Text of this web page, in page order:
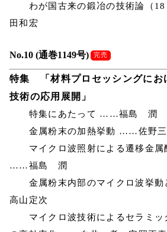
わが国古来の鍛冶の技術論（18
田和宏
No.10 (通巻1149号) 完売
特集 「材料プロセッシングにお
技術の応用展開」
特集にあたって ……福島 潤
金属粉末の加熱挙動 ……佐野三
マイクロ波照射による遷移金属
……福島 潤
金属粉末内部のマイクロ波挙動
高山定次
マイクロ波技術によるセラミッ